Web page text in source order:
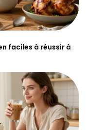
faciles à réussir à